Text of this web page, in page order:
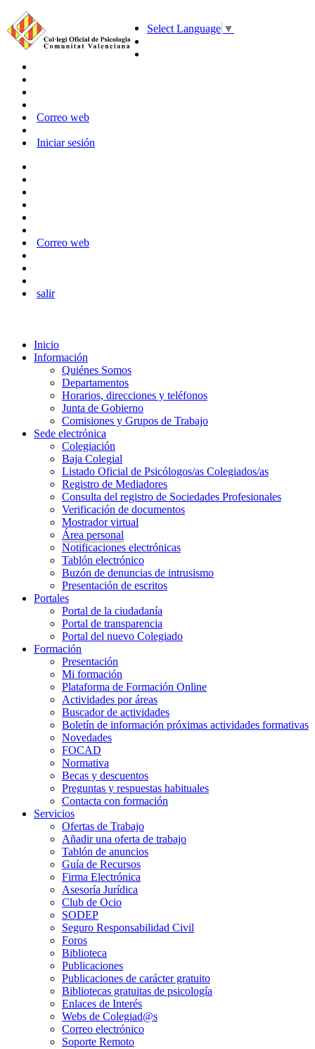
Select Language ▼
Correo web
Iniciar sesión
Correo web
salir
Inicio
Información
Quiénes Somos
Departamentos
Horarios, direcciones y teléfonos
Junta de Gobierno
Comisiones y Grupos de Trabajo
Sede electrónica
Colegiación
Baja Colegial
Listado Oficial de Psicólogos/as Colegiados/as
Registro de Mediadores
Consulta del registro de Sociedades Profesionales
Verificación de documentos
Mostrador virtual
Área personal
Notificaciones electrónicas
Tablón electrónico
Buzón de denuncias de intrusismo
Presentación de escritos
Portales
Portal de la ciudadanía
Portal de transparencia
Portal del nuevo Colegiado
Formación
Presentación
Mi formación
Plataforma de Formación Online
Actividades por áreas
Buscador de actividades
Boletín de información próximas actividades formativas
Novedades
FOCAD
Normativa
Becas y descuentos
Preguntas y respuestas habituales
Contacta con formación
Servicios
Ofertas de Trabajo
Añadir una oferta de trabajo
Tablón de anuncios
Guía de Recursos
Firma Electrónica
Asesoría Jurídica
Club de Ocio
SODEP
Seguro Responsabilidad Civil
Foros
Biblioteca
Publicaciones
Publicaciones de carácter gratuito
Bibliotecas gratuitas de psicología
Enlaces de Interés
Webs de Colegiad@s
Correo electrónico
Soporte Remoto